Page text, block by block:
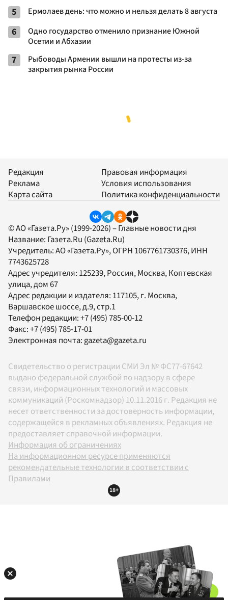
5 Ермолаев день: что можно и нельзя делать 8 августа
6
Одно государство отменило признание Южной
Осетии и Абхазии
7
Рыбоводы Армении вышли на протесты из-за
закрытия рынка России
Редакция
Реклама
Карта сайта
Правовая информация
Условия использования
Политика конфиденциальности
© АО «Газета.Ру» (1999-2026) – Главные новости дня
Название: Газета.Ru (Gazeta.Ru)
Учредитель:АО «Газета.Ру», ОГРН 1067761730376, ИНН
7743625728
Адрес учредителя: 125239, Россия, Москва, Коптевская
улица, дом 67
Адрес редакции и издателя: 117105, г. Москва,
Варшавское шоссе, д.9, стр.1
Телефон редакции:+7 (495) 785-00-12
Факс:+7 (495) 785-17-01
Электронная почта: gazeta@gazeta.ru
Свидетельство о регистрации СМИ Эл № ФС77-67642
выдано федеральной службой по надзору в сфере
связи, информационных технологий и массовых
коммуникаций (Роскомнадзор) 10.11.2016 г. Редакция не
несет ответственности за достоверность информации,
содержащейся в рекламных объявлениях. Редакция не
предоставляет справочной информации.
Информация об ограничениях
На информационном ресурсе применяются
рекомендательные технологии в соответствии с
Правилами
18+